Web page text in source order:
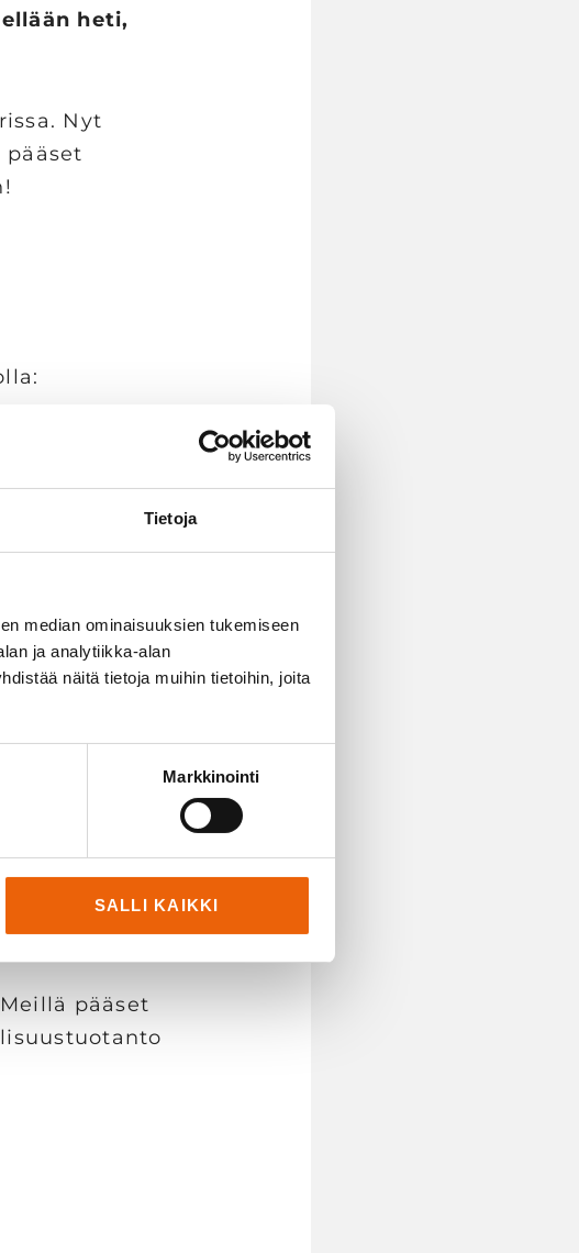
Tietoja
median ominaisuuksien tukemiseen
ja analytiikka-alan
näitä tietoja muihin tietoihin, joita
Markkinointi
SALLI KAIKKI
heti,
Nyt
näkyä ja
pääset